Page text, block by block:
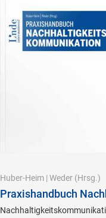
Huber-Heim | Weder (Hrsg.)
Praxishandbuch